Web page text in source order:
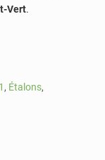
Vert.
, Étalons,